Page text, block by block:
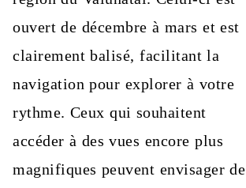
ouvert de décembre à mars et est
clairement balisé, facilitant la
navigation pour explorer à votre
rythme. Ceux qui souhaitent
accéder à des vues encore plus
magnifiques peuvent envisager de